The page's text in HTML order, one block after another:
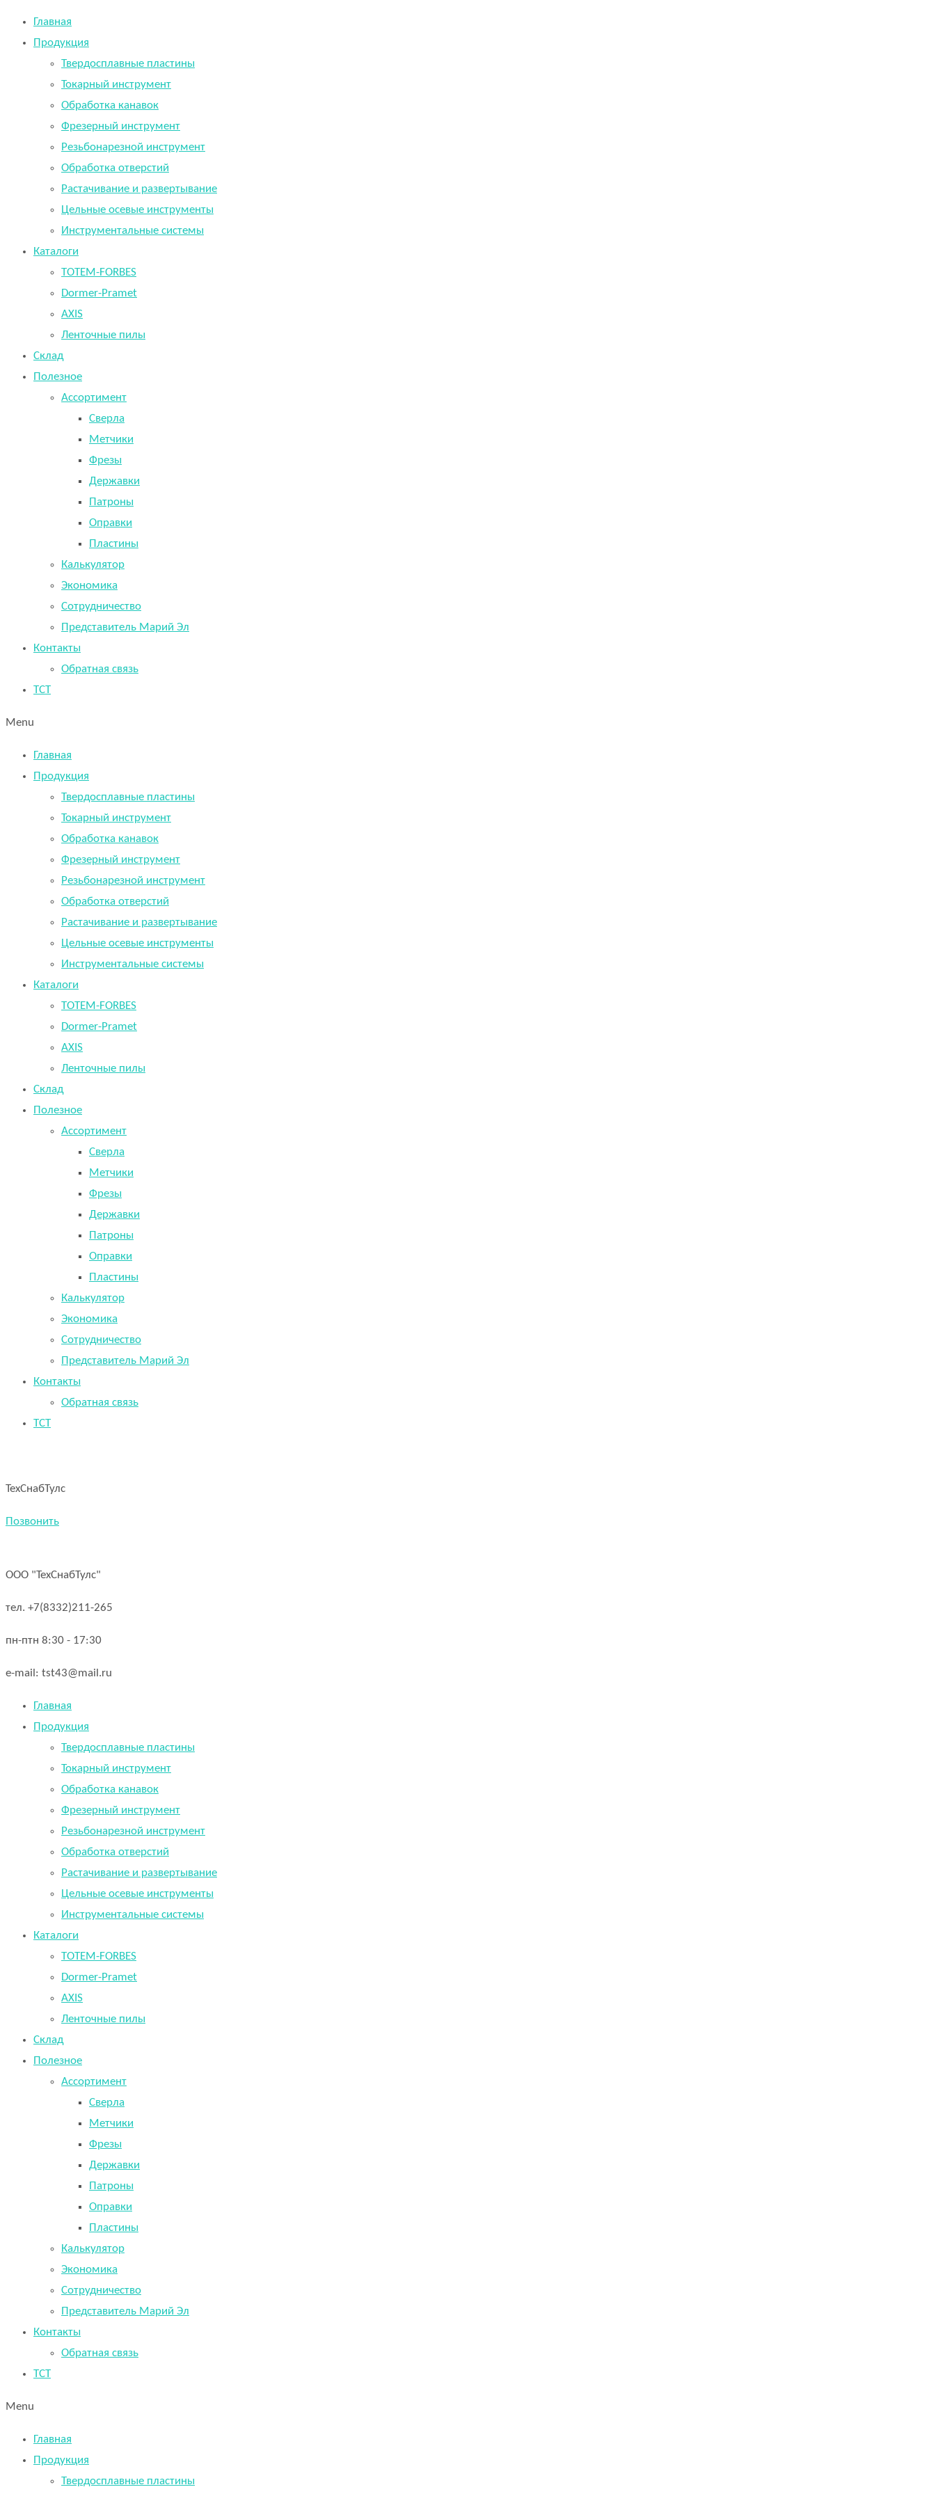
Главная
Продукция
Твердосплавные пластины
Токарный инструмент
Обработка канавок
Фрезерный инструмент
Резьбонарезной инструмент
Обработка отверстий
Растачивание и развертывание
Цельные осевые инструменты
Инструментальные системы
Каталоги
TOTEM-FORBES
Dormer-Pramet
AXIS
Ленточные пилы
Склад
Полезное
Ассортимент
Сверла
Метчики
Фрезы
Державки
Патроны
Оправки
Пластины
Калькулятор
Экономика
Сотрудничество
Представитель Марий Эл
Контакты
Обратная связь
TCT
Menu
Главная
Продукция
Твердосплавные пластины
Токарный инструмент
Обработка канавок
Фрезерный инструмент
Резьбонарезной инструмент
Обработка отверстий
Растачивание и развертывание
Цельные осевые инструменты
Инструментальные системы
Каталоги
TOTEM-FORBES
Dormer-Pramet
AXIS
Ленточные пилы
Склад
Полезное
Ассортимент
Сверла
Метчики
Фрезы
Державки
Патроны
Оправки
Пластины
Калькулятор
Экономика
Сотрудничество
Представитель Марий Эл
Контакты
Обратная связь
TCT
ТехСнабТулс
Позвонить
ООО "ТехСнабТулс"
тел. +7(8332)211-265
пн-птн 8:30 - 17:30
e-mail: tst43@mail.ru
Главная
Продукция
Твердосплавные пластины
Токарный инструмент
Обработка канавок
Фрезерный инструмент
Резьбонарезной инструмент
Обработка отверстий
Растачивание и развертывание
Цельные осевые инструменты
Инструментальные системы
Каталоги
TOTEM-FORBES
Dormer-Pramet
AXIS
Ленточные пилы
Склад
Полезное
Ассортимент
Сверла
Метчики
Фрезы
Державки
Патроны
Оправки
Пластины
Калькулятор
Экономика
Сотрудничество
Представитель Марий Эл
Контакты
Обратная связь
TCT
Menu
Главная
Продукция
Твердосплавные пластины